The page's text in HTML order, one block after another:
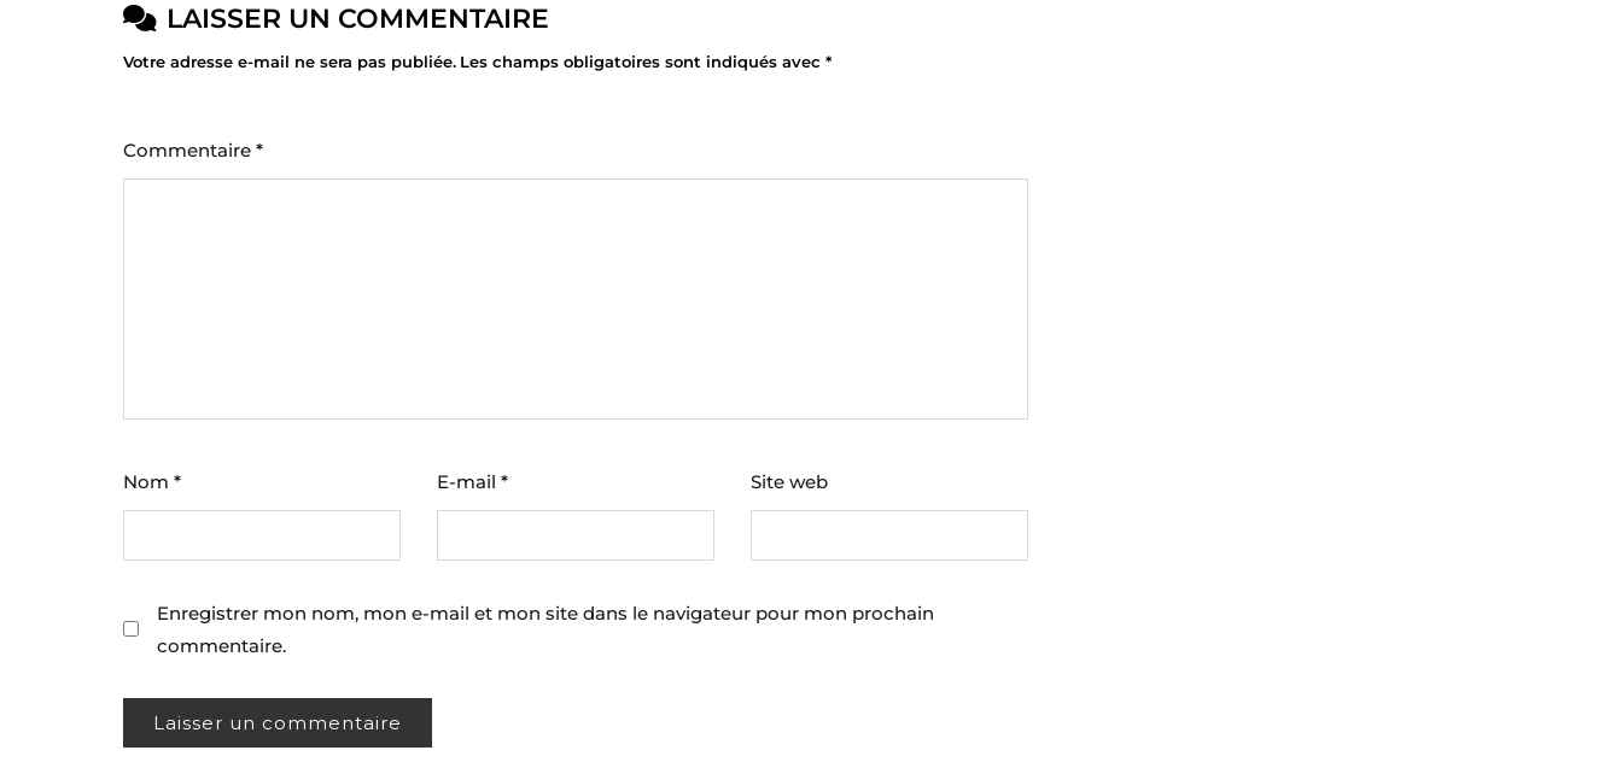
LAISSER UN COMMENTAIRE
Votre adresse e-mail ne sera pas publiée. Les champs obligatoires sont indiqués avec *
Commentaire *
Nom * E-mail * Site web
Enregistrer mon nom, mon e-mail et mon site dans le navigateur pour mon prochain
commentaire.